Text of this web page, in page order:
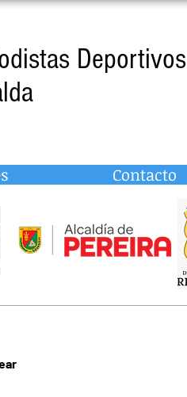
Deportivos
Contacto